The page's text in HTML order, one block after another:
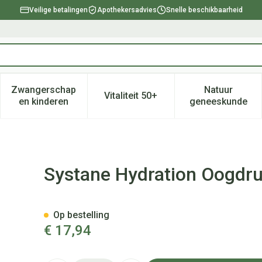
Veilige betalingen Apothekersadvies Snelle beschikbaarheid
verzorging en hygiëne categorie
voor Dieet, voeding en vitamines categorie
Zwangerschap
en kinderenToon submenu voor Zwangerschap en kinderen
Vitaliteit 50+Toon submenu voor Vitaliteit
Natuur
geneeskunde
Toon
conserveermiddel 10ml
Systane Hydration
€ 17,94
Op bestelling